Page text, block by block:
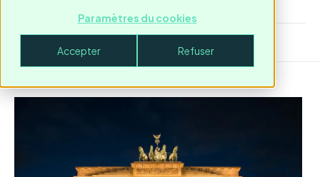
Paramètres du cookies
Accepter Refuser